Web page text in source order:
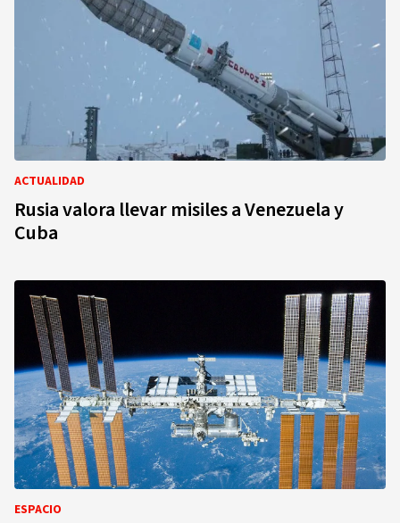
ACTUALIDAD
Rusia valora llevar misiles a Venezuela y
Cuba
ESPACIO